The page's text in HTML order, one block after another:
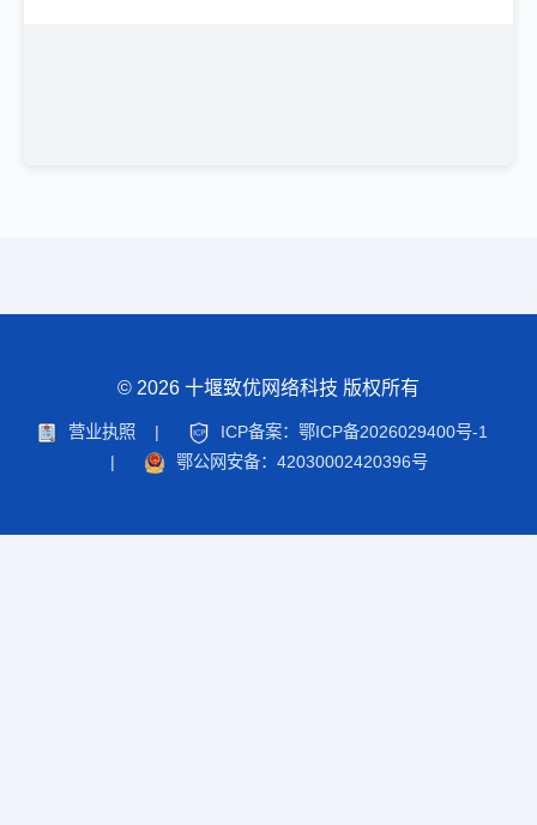
© 2026 十堰致优网络科技 版权所有
营业执照 |
ICP备案：鄂ICP备2026029400号-1
|
鄂公网安备：42030002420396号